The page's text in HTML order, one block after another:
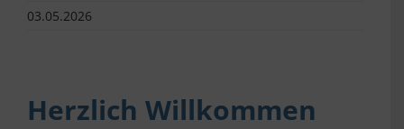
03.05.2026
Herzlich Willkommen